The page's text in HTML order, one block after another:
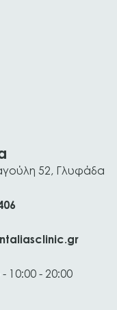
52, Γλυφάδα
10:00 - 20:00